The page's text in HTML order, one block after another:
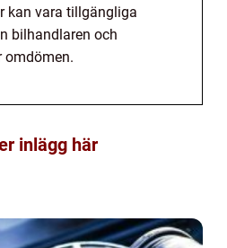
kan vara tillgängliga
bilhandlaren och
omdömen.
inlägg här